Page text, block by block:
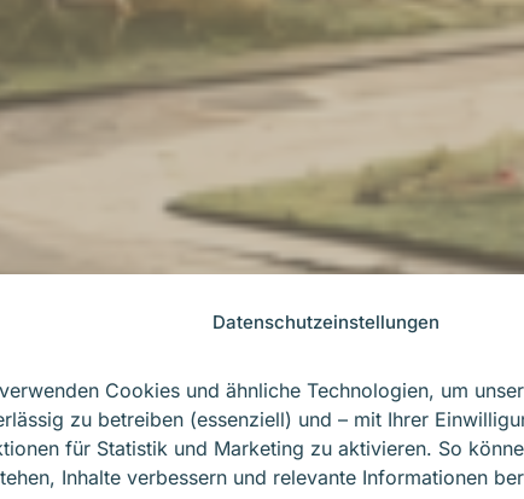
Datenschutzeinstellungen
Cookies und ähnliche Technologien, um
zu betreiben (essenziell) und – mit Ihrer
für Statistik und Marketing zu aktivieren. So
Inhalte verbessern und relevante Informationen
clearly